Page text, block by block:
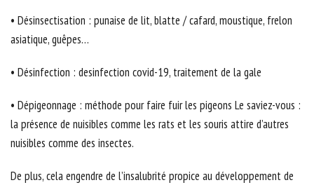
• Désinsectisation : punaise de lit, blatte / cafard, moustique, frelon
asiatique, guêpes…
• Désinfection : desinfection covid-19, traitement de la gale
• Dépigeonnage : méthode pour faire fuir les pigeons Le saviez-vous :
la présence de nuisibles comme les rats et les souris attire d’autres
nuisibles comme des insectes.
De plus, cela engendre de l’insalubrité propice au développement de